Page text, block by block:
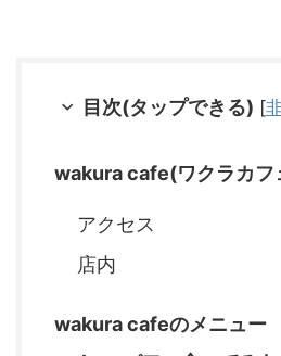
目次(タップできる) [
wakura cafe(ワクラカフ
アクセス
店内
wakura cafeのメニュー